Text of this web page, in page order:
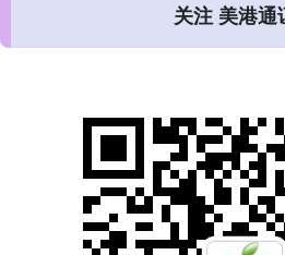
关注 美港通